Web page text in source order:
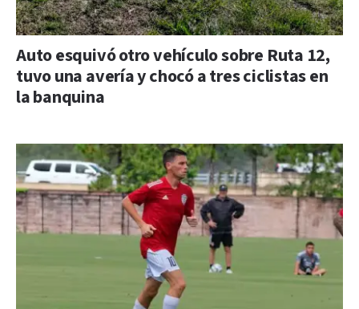
Auto esquivó otro vehículo sobre Ruta 12,
tuvo una avería y chocó a tres ciclistas en
la banquina